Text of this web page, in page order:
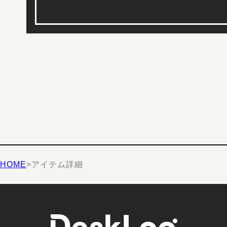
HOME>アイテム詳細